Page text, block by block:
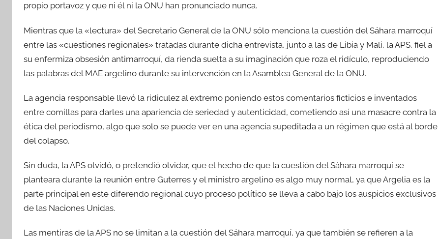
propio portavoz y que ni él ni la ONU han pronunciado nunca.
Mientras que la «lectura» del Secretario General de la ONU sólo menciona la cuestión del Sáhara marroquí
entre las «cuestiones regionales» tratadas durante dicha entrevista, junto a las de Libia y Mali, la APS, fiel a
su enfermiza obsesión antimarroquí, da rienda suelta a su imaginación que roza el ridículo, reproduciendo
las palabras del MAE argelino durante su intervención en la Asamblea General de la ONU.
La agencia responsable llevó la ridiculez al extremo poniendo estos comentarios ficticios e inventados
entre comillas para darles una apariencia de seriedad y autenticidad, cometiendo así una masacre contra la
ética del periodismo, algo que solo se puede ver en una agencia supeditada a un régimen que está al borde
del colapso.
Sin duda, la APS olvidó, o pretendió olvidar, que el hecho de que la cuestión del Sáhara marroquí se
planteara durante la reunión entre Guterres y el ministro argelino es algo muy normal, ya que Argelia es la
parte principal en este diferendo regional cuyo proceso político se lleva a cabo bajo los auspicios exclusivos
de las Naciones Unidas.
Las mentiras de la APS no se limitan a la cuestión del Sáhara marroquí, ya que también se refieren a la